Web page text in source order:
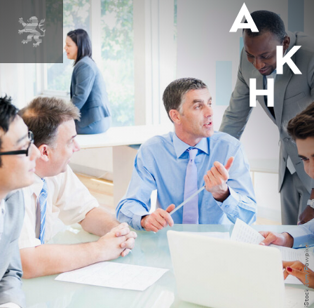
iStock.com/Rawpixel